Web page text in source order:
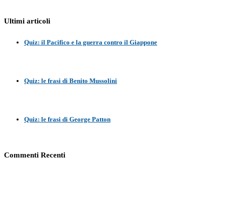
Ultimi articoli
Quiz: il Pacifico e la guerra contro il Giappone
Quiz: le frasi di Benito Mussolini
Quiz: le frasi di George Patton
Commenti Recenti